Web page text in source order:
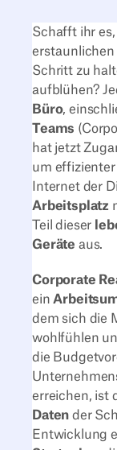
Schafft ihr
erstaunlichen
Schritt zu
aufblühen?
Büro,
Teams
hat jetzt
um effizienter
Internet der
Arbeitsplatz
Teil dieser
Geräte aus.
Corporate
ein
dem sich die
wohlfühlen
die
erreichen, ist
Daten der
Entwicklung